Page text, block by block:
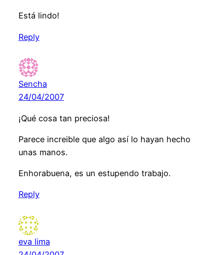
Está lindo!
Reply
Sencha
24/04/2007
¡Qué cosa tan preciosa!
Parece increible que algo así lo hayan hecho
unas manos.
Enhorabuena, es un estupendo trabajo.
Reply
eva lima